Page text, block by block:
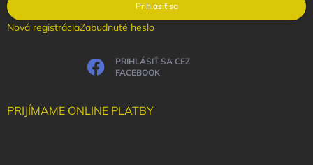
Prihlásiť sa
Nová registráciaZabudnuté heslo
PRIHLÁSIŤ SA CEZ
FACEBOOK
PRIJÍMAME ONLINE PLATBY